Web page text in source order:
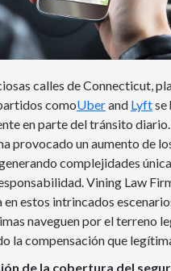
calles de Connecticut,
comoUberand Lyftse
en parte del tránsito
provocado un aumento de
complejidades
Vining Law
en estos intrincados
naveguen por el terreno
la compensación que
de la cobertura del